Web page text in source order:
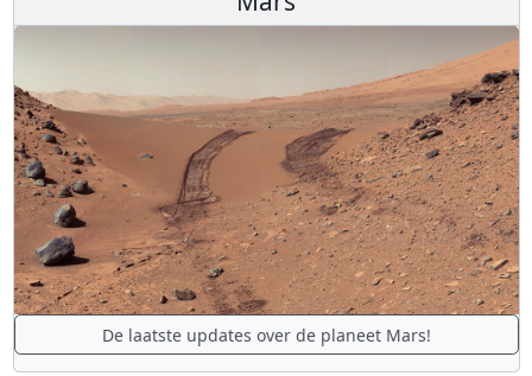
De laatste updates over de planeet Mars!